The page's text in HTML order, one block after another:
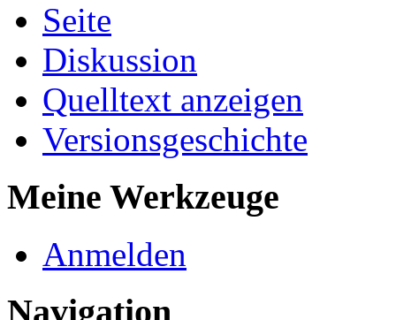
Seite
Diskussion
Quelltext anzeigen
Versionsgeschichte
Meine Werkzeuge
Anmelden
Navigation